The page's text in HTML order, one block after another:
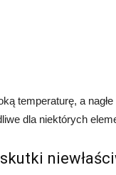
temperaturę, a
dla niektórych